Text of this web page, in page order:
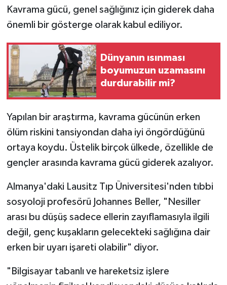
Kavrama gücü, genel sağlığınız için giderek daha
önemli bir gösterge olarak kabul ediliyor.
Dünyanın ısınması
boyumuzun uzamasını
durdurabilir mi?
Yapılan bir araştırma, kavrama gücünün erken
ölüm riskini tansiyondan daha iyi öngördüğünü
ortaya koydu. Üstelik birçok ülkede, özellikle de
gençler arasında kavrama gücü giderek azalıyor.
Almanya'daki Lausitz Tıp Üniversitesi'nden tıbbi
sosyoloji profesörü Johannes Beller, "Nesiller
arası bu düşüş sadece ellerin zayıflamasıyla ilgili
değil, genç kuşakların gelecekteki sağlığına dair
erken bir uyarı işareti olabilir" diyor.
"Bilgisayar tabanlı ve hareketsiz işlere